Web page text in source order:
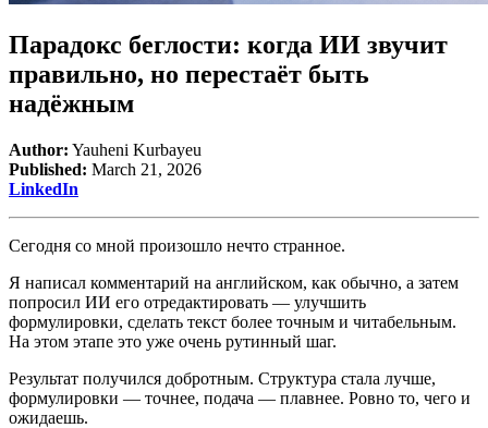
Парадокс беглости: когда ИИ звучит
правильно, но перестаёт быть
надёжным
Author: Yauheni Kurbayeu
Published: March 21, 2026
LinkedIn
Сегодня со мной произошло нечто странное.
Я написал комментарий на английском, как обычно, а затем
попросил ИИ его отредактировать — улучшить
формулировки, сделать текст более точным и читабельным.
На этом этапе это уже очень рутинный шаг.
Результат получился добротным. Структура стала лучше,
формулировки — точнее, подача — плавнее. Ровно то, чего и
ожидаешь.